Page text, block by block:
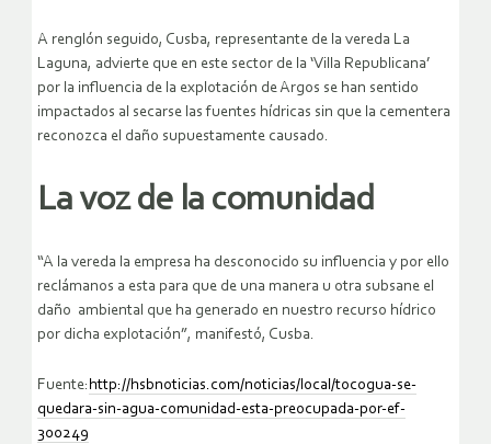
A renglón seguido, Cusba, representante de la vereda La
Laguna, advierte que en este sector de la ‘Villa Republicana’
por la influencia de la explotación de Argos se han sentido
impactados al secarse las fuentes hídricas sin que la cementera
reconozca el daño supuestamente causado.
La voz de la comunidad
“A la vereda la empresa ha desconocido su influencia y por ello
reclámanos a esta para que de una manera u otra subsane el
daño ambiental que ha generado en nuestro recurso hídrico
por dicha explotación”, manifestó, Cusba.
Fuente: http://hsbnoticias.com/noticias/local/tocogua-se-
quedara-sin-agua-comunidad-esta-preocupada-por-ef-
300249